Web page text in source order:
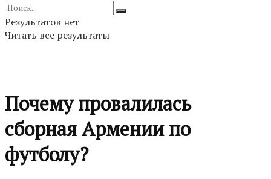
Результатов нет
Читать все результаты
Почему провалилась
сборная Армении по
футболу?